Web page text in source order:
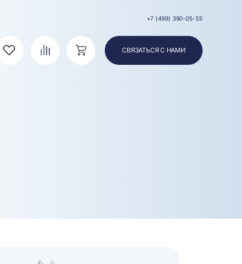
+7 (499) 390-05-55
Избранное СравнениеКорзина СВЯЗАТЬСЯ С НАМИ